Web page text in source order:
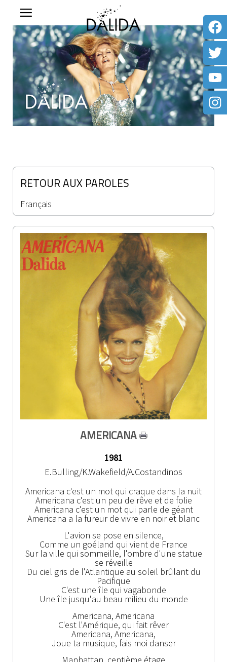
RETOUR AUX PAROLES
Français
AMERICANA
1981
E.Bulling/K.Wakefield/A.Costandinos
Americana c'est un mot qui craque dans la nuit
Americana c'est un peu de rêve et de folie
Americana c'est un mot qui parle de géant
Americana a la fureur de vivre en noir et blanc
L'avion se pose en silence,
Comme un goéland qui vient de France
Sur la ville qui sommeille, l'ombre d'une statue
se réveille
Du ciel gris de l'Atlantique au soleil brûlant du
Pacifique
C'est une île qui vagabonde
Une île jusqu'au beau milieu du monde
Americana, Americana
C'est l'Amérique, qui fait rêver
Americana, Americana,
Joue ta musique, fais moi danser